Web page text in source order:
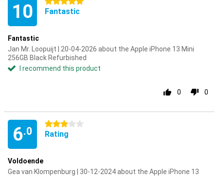
10 Fantastic
Fantastic
Jan Mr. Loopuijt | 20-04-2026 about the Apple iPhone 13 Mini
256GB Black Refurbished
I recommend this product
0 0
6.0
3 stars
Rating
Voldoende
Gea van Klompenburg | 30-12-2024 about the Apple iPhone 13